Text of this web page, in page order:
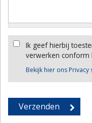
Ik geef hierbij
verwerken conform
Bekijk hier ons Privacy